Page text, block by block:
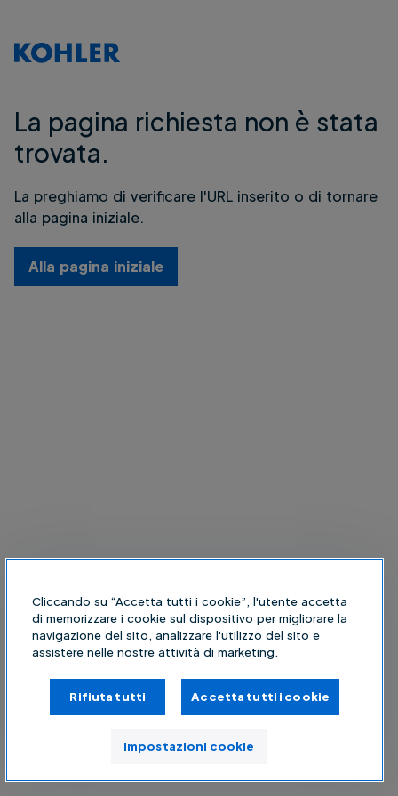
La pagina richiesta non è stata
trovata.
La preghiamo di verificare l'URL inserito o di tornare
alla pagina iniziale.
Alla pagina iniziale
Cliccando su “Accetta tutti i cookie”, l'utente accetta
di memorizzare i cookie sul dispositivo per migliorare la
navigazione del sito, analizzare l'utilizzo del sito e
assistere nelle nostre attività di marketing.
Rifiuta tutti Accetta tutti i cookie
Impostazioni cookie